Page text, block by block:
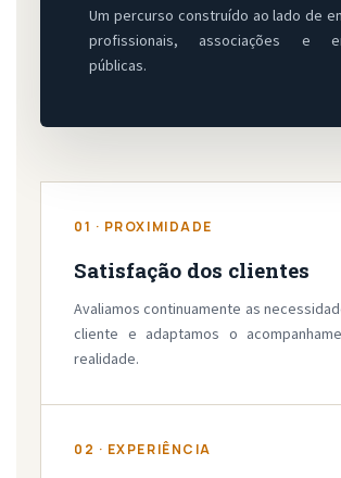
Um percurso construído ao lado de
profissionais, associações e
públicas.
01 · PROXIMIDADE
Satisfação dos clientes
Avaliamos continuamente as
cliente e adaptamos o
realidade.
02 · EXPERIÊNCIA